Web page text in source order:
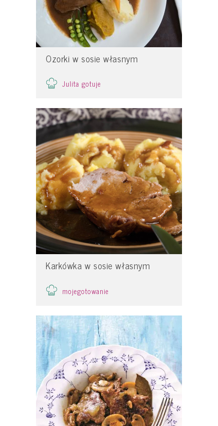
Ozorki w sosie własnym
Julita gotuje
Karkówka w sosie własnym
mojegotowanie